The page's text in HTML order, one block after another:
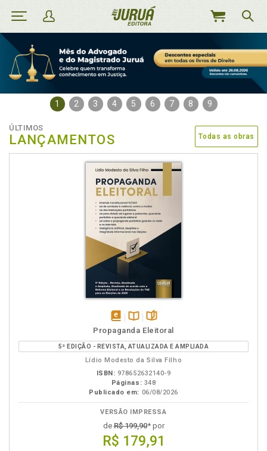
MEU
1 2 3 4 5 6 7 8 9
ÚLTIMOS
LANÇAMENTOS Todas as obras
disponível
em
eBook
Disponível
na
B.V.
páginas
Propaganda Eleitoral
5ª EDIÇÃO - REVISTA, ATUALIZADA E AMPLIADA
Lídio Modesto da Silva Filho
ISBN: 978652632140-9
Páginas: 348
Publicado em: 06/08/2026
VERSÃO IMPRESSA
deR$ 199,90* por
R$ 179,91